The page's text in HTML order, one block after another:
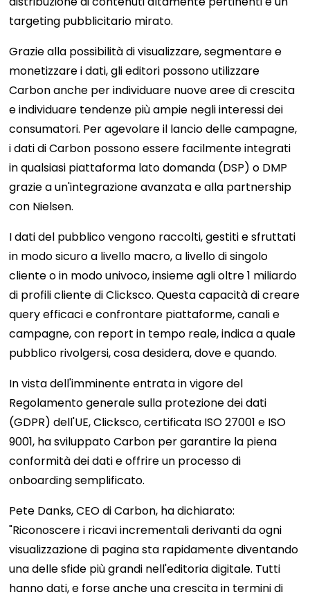
targeting pubblicitario mirato.
Grazie alla possibilità di visualizzare, segmentare e
monetizzare i dati, gli editori possono utilizzare
Carbon anche per individuare nuove aree di crescita
e individuare tendenze più ampie negli interessi dei
consumatori. Per agevolare il lancio delle campagne,
i dati di Carbon possono essere facilmente integrati
in qualsiasi piattaforma lato domanda (DSP) o DMP
grazie a un'integrazione avanzata e alla partnership
con Nielsen.
I dati del pubblico vengono raccolti, gestiti e sfruttati
in modo sicuro a livello macro, a livello di singolo
cliente o in modo univoco, insieme agli oltre 1 miliardo
di profili cliente di Clicksco. Questa capacità di creare
query efficaci e confrontare piattaforme, canali e
campagne, con report in tempo reale, indica a quale
pubblico rivolgersi, cosa desidera, dove e quando.
In vista dell'imminente entrata in vigore del
Regolamento generale sulla protezione dei dati
(GDPR) dell'UE, Clicksco, certificata ISO 27001 e ISO
9001, ha sviluppato Carbon per garantire la piena
conformità dei dati e offrire un processo di
onboarding semplificato.
Pete Danks, CEO di Carbon, ha dichiarato:
"Riconoscere i ricavi incrementali derivanti da ogni
visualizzazione di pagina sta rapidamente diventando
una delle sfide più grandi nell'editoria digitale. Tutti
hanno dati, e forse anche una crescita in termini di